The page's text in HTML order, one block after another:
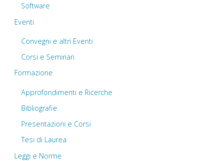
Software
Eventi
Convegni e altri Eventi
Corsi e Seminari
Formazione
Approfondimenti e Ricerche
Bibliografie
Presentazioni e Corsi
Tesi di Laurea
Leggi e Norme